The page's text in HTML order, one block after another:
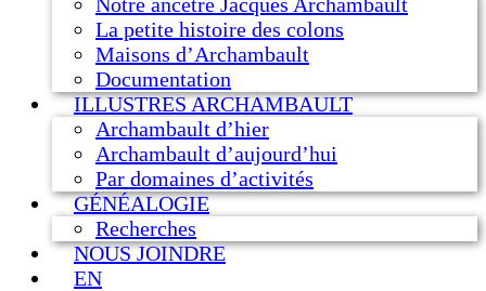
La petite histoire des colons
Maisons d’Archambault
Documentation
ILLUSTRES ARCHAMBAULT
Archambault d’hier
Archambault d’aujourd’hui
Par domaines d’activités
GÉNÉALOGIE
Recherches
NOUS JOINDRE
EN